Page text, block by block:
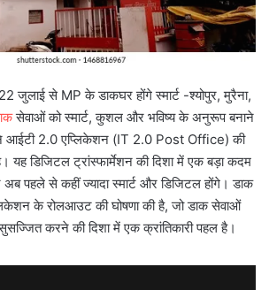
22 जुलाई से MP के डाकघर होंगे स्मार्ट -श्योपुर, मुरैना,
सेवाओं को स्मार्ट, कुशल और भविष्य के अनुरूप बनाने
ने आईटी 2.0 एप्लिकेशन (IT 2.0 Post Office) की
यह डिजिटल ट्रांस्फार्मेशन की दिशा में एक बड़ा कदम
पहले से कहीं ज्यादा स्मार्ट और डिजिटल होंगे। डाक
के रोलआउट की घोषणा की है, जो डाक सेवाओं
करने की दिशा में एक क्रांतिकारी पहल है।